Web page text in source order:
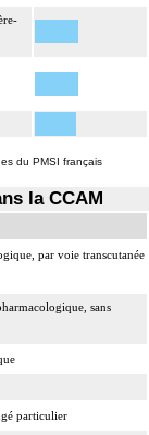
du PMSI français
la CCAM
par voie transcutanée
sans
particulier